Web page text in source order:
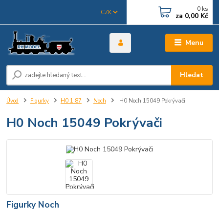
Menu
CZK
Hledat
0 ks
za 0,00 Kč
Úvod Figurky H0 1:87 Noch H0 Noch 15049 Pokrývači
H0 Noch 15049 Pokrývači
Figurky Noch